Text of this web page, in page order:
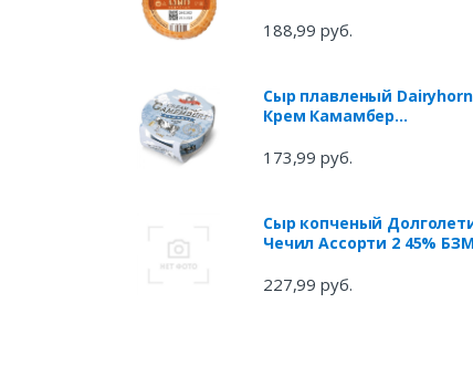
188,99 руб.
Сыр плавленый Dairyhorn
Крем Камамбер
г173,99 руб.
Сыр копченый
Чечил Ассорти 2 45%
227,99 руб.